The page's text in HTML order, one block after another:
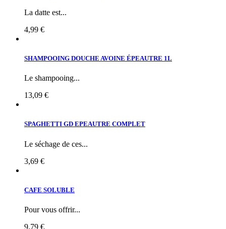
La datte est...
4,99 €
SHAMPOOING DOUCHE AVOINE ÉPEAUTRE 1L
Le shampooing...
13,09 €
SPAGHETTI GD EPEAUTRE COMPLET
Le séchage de ces...
3,69 €
CAFE SOLUBLE
Pour vous offrir...
9,79 €